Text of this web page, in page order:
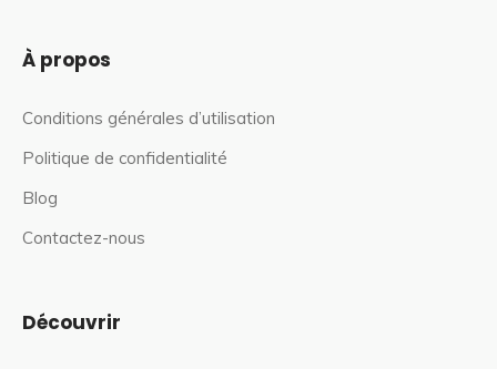
À propos
Conditions générales d’utilisation
Politique de confidentialité
Blog
Contactez-nous
Découvrir